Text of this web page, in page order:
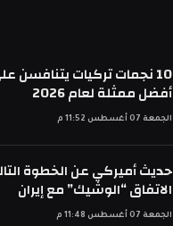
10 نجمات تركيات يتنافسن
أفضل ممثلة لعام 2026
الجمعة 07 أغسطس 11:52 م
حديث أميركي عن الخطوة
الاتفاق “الوشيك” مع إيران
الجمعة 07 أغسطس 11:48 م